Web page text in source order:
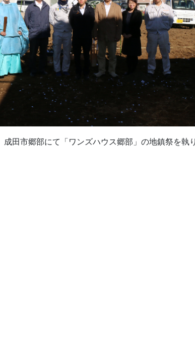
田市郷部にて「ワンズハウス郷部」の地鎮祭を執